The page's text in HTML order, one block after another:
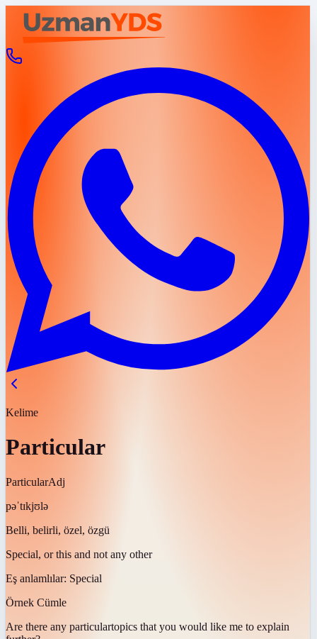
Kelime
Particular
ParticularAdj
pəˈtɪkjʊlə
Belli, belirli, özel, özgü
Special, or this and not any other
Eş anlamlılar: Special
Örnek Cümle
Are there any particulartopics that you would like me to explain